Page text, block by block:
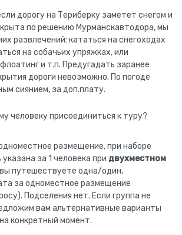
дорогу на Териберку заметет снегом и
по решению Мурманскавтодора, мы
развлечений: кататься на снегоходах
на собачьих упряжках, или
и т.п. Предугадать заранее
дороги невозможно. По погоде
сиянием, за доп.плату.
человеку присоединиться к туру?
размещение, при наборе
за 1 человека при двухместном
путешествуете одна/один,
за одноместное размещение
Подселения нет. Если группа не
вам альтернативные варианты
конкретный момент.